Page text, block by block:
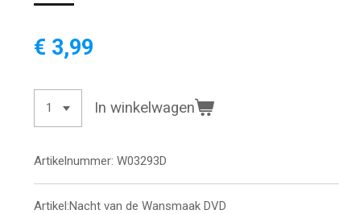
€ 3,99
In winkelwagen
Artikelnummer: W03293D
Artikel:Nacht van de Wansmaak DVD